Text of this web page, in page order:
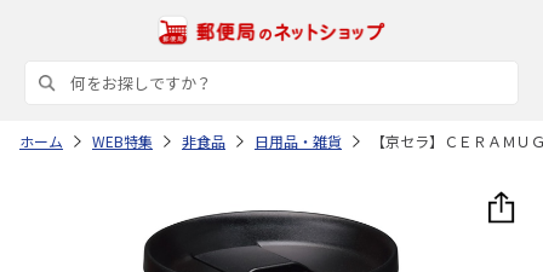
ホーム WEB特集 非食品 日用品・雑貨 【京セラ】ＣＥＲＡＭ